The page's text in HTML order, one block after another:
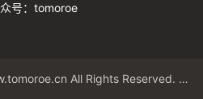
号：tomoroe
Copyright©2016-2026 www.tomoroe.cn All Rights Reserved. 途梦 版权所有